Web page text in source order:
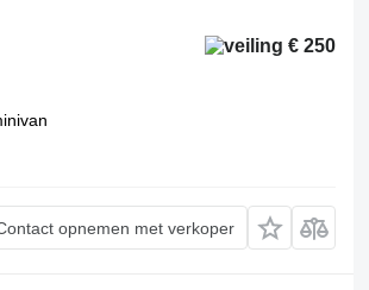
€ 250
opnemen met verkoper